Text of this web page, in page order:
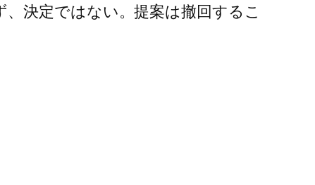
決定ではない。提案は撤回するこ